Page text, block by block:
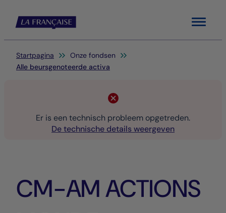
Menu
Je bent hier:
Startpagina
Onze fondsen
Alle beursgenoteerde activa
Er is een technisch probleem opgetreden.
De technische details weergeven
CM-AM ACTIONS